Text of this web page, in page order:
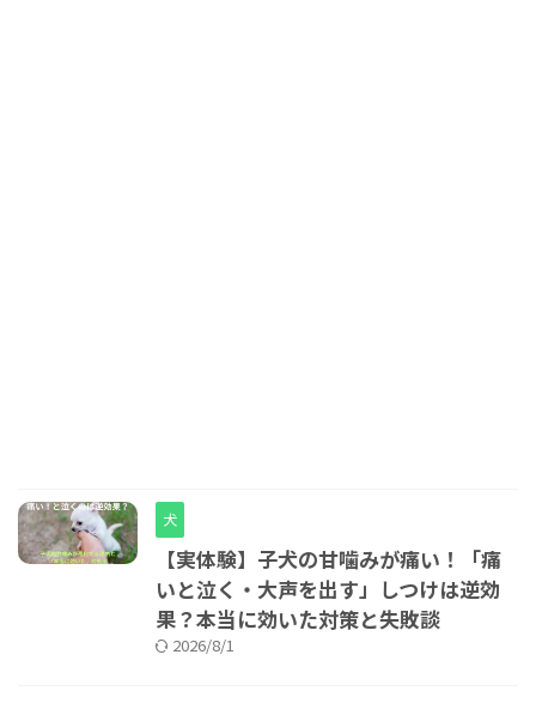
犬
【実体験】子犬の甘噛みが痛い！「痛
いと泣く・大声を出す」しつけは逆効
果？本当に効いた対策と失敗談
2026/8/1